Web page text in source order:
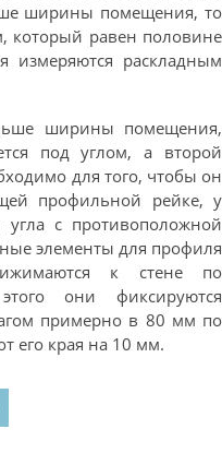
ширины помещения, то
который равен половине
измеряются раскладным
ширины помещения,
под углом, а второй
для того, чтобы он
профильной рейке, у
угла с противоположной
элементы для профиля
к стене по
они фиксируются
примерно в 80 мм по
его края на 10 мм.